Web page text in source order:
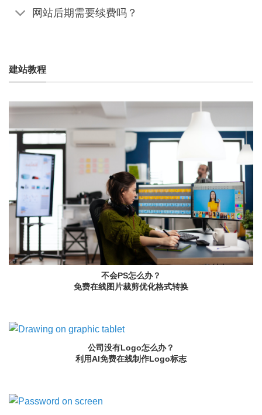
网站后期需要续费吗？
建站教程
不会PS怎么办？
免费在线图片裁剪优化格式转换
公司没有Logo怎么办？
利用AI免费在线制作Logo标志